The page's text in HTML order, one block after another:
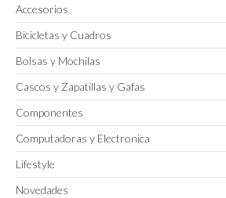
Accesorios
Bicicletas y Cuadros
Bolsas y Mochilas
Cascos y Zapatillas y Gafas
Componentes
Computadoras y Electronica
Lifestyle
Novedades